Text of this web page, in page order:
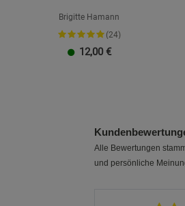
Brigitte Hamann
(24)
12,00 €
Alle Bewertungen
und persönliche